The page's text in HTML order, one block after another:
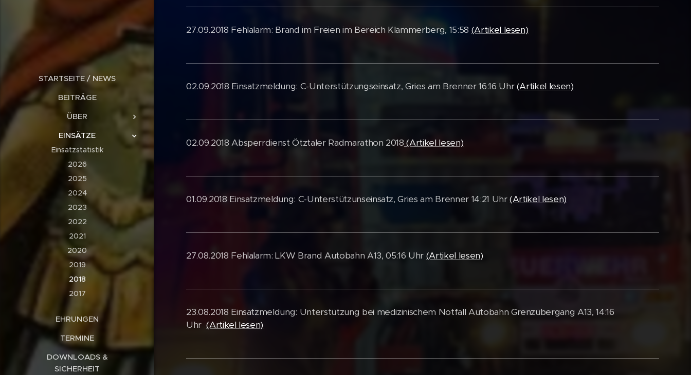
STARTSEITE / NEWS
BEITRÄGE
ÜBER
EINSÄTZE
Einsatzstatistik
2026
2025
2024
2023
2022
2021
2020
2019
2018
2017
EHRUNGEN
TERMINE
DOWNLOADS &
SICHERHEIT
27.09.2018 Fehlalarm: Brand im Freien im Bereich Klammerberg, 15:58 (Artikel lesen)
02.09.2018 Einsatzmeldung: C-Unterstützungseinsatz, Gries am Brenner 16:16 Uhr(Artikel lesen)
02.09.2018 Absperrdienst Ötztaler Radmarathon 2018 (Artikel lesen)
01.09.2018 Einsatzmeldung: C-Unterstützunseinsatz, Gries am Brenner 14:21 Uhr(Artikel lesen)
27.08.2018 Fehlalarm: LKW Brand Autobahn A13, 05:16 Uhr (Artikel lesen)
23.08.2018 Einsatzmeldung: Unterstützung bei medizinischem Notfall Autobahn Grenzübergang A13, 14:16
Uhr(Artikel lesen)